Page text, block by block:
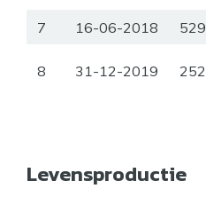
7 16-06-2018 529
8 31-12-2019 252
Levensproductie